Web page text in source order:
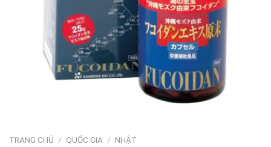
TRANG CHỦ / QUỐC GIA / NHẬT